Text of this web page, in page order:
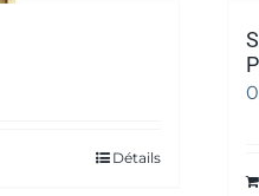
Détails